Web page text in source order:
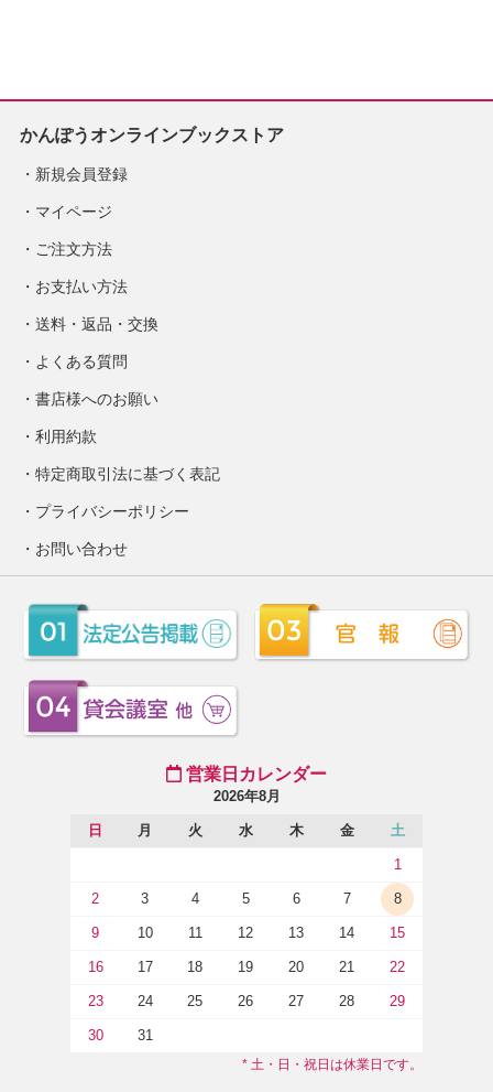
かんぽうオンラインブックストア
新規会員登録
マイページ
ご注文方法
お支払い方法
送料・返品・交換
よくある質問
書店様へのお願い
利用約款
特定商取引法に基づく表記
プライバシーポリシー
お問い合わせ
営業日カレンダー
2026年8月
日 月 火 水 木 金 土
1
2 3 4 5 6 7 8
9 10 11 12 13 14 15
16 17 18 19 20 21 22
23 24 25 26 27 28 29
30 31
* 土・日・祝日は休業日です。